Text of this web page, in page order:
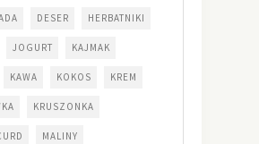
DESER HERBATNIKI
JOGURT KAJMAK
KAWA KOKOS KREM
KRUSZONKA
MALINY